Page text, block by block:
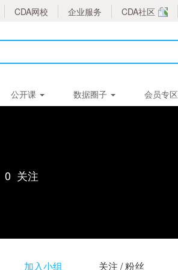
CDA网校 企业服务 CDA社区
公开课 数据圈子 会员专区
0 关注
加入小组 关注 / 粉丝